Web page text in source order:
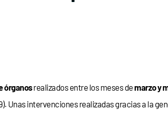
órganosrealizados entre los meses demarzo y
Unas intervenciones realizadas gracias a la